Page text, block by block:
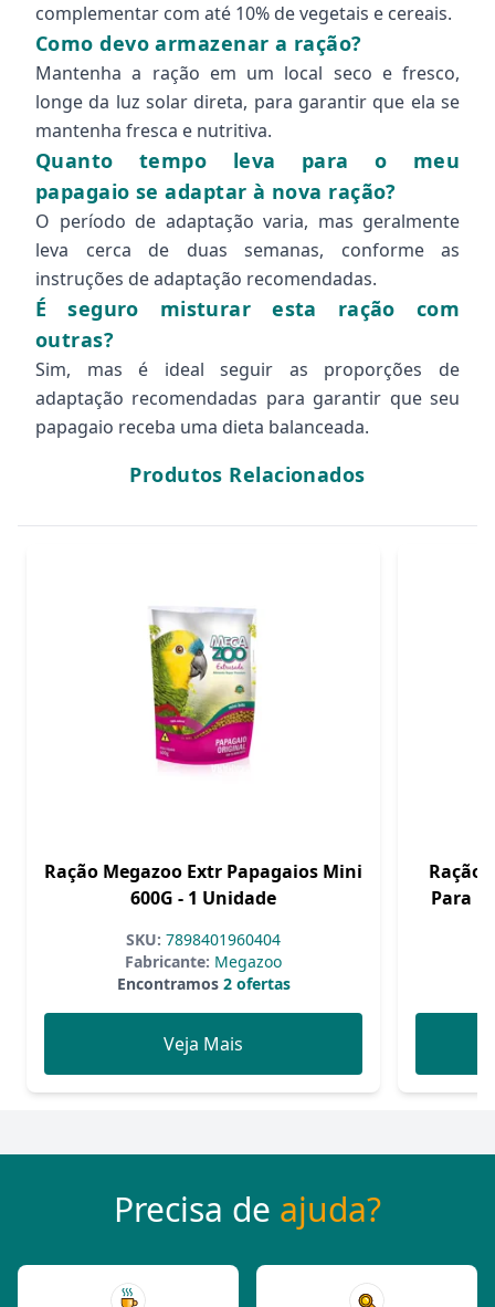
complementar com até 10% de vegetais e cereais.
Como devo armazenar a ração?
Mantenha a ração em um local seco e fresco,
longe da luz solar direta, para garantir que ela se
mantenha fresca e nutritiva.
Quanto tempo leva para o meu
papagaio se adaptar à nova ração?
O período de adaptação varia, mas geralmente
leva cerca de duas semanas, conforme as
instruções de adaptação recomendadas.
É seguro misturar esta ração com
outras?
Sim, mas é ideal seguir as proporções de
adaptação recomendadas para garantir que seu
papagaio receba uma dieta balanceada.
Produtos Relacionados
Ração Megazoo Extr Papagaios Mini
600G - 1 Unidade
SKU: 7898401960404
Fabricante: Megazoo
Encontramos2 ofertas
Veja Mais
Ração
Para
Precisa de ajuda?